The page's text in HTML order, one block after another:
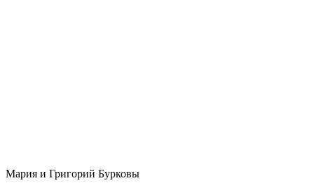
Мария и Григорий Бурковы